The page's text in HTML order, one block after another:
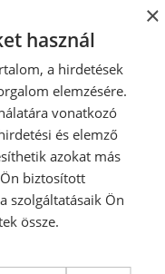
×
használ
a hirdetések
elemzésére.
vonatkozó
és elemző
azokat más
biztosított
szolgáltatásaik Ön
össze.